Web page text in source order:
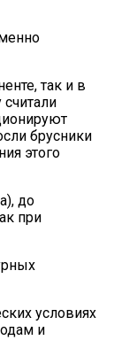
так и в
брусники
этого
до
при
условиях
и